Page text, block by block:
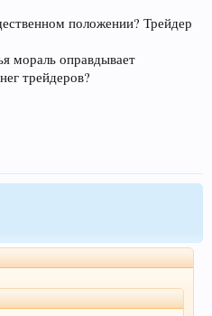
положении? Трейдер
мораль оправдывает
трейдеров?